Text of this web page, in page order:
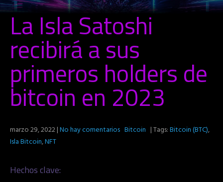
La Isla Satoshi
recibirá a sus
primeros holders de
bitcoin en 2023
marzo 29, 2022|No hay comentarios Bitcoin | Tags:Bitcoin (BTC),
Isla Bitcoin,NFT
Hechos clave: